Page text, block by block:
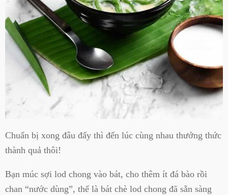
Chuẩn bị xong đâu đấy thì đến lúc cùng nhau thưởng thức
thành quả thôi!
Bạn múc sợi lod chong vào bát, cho thêm ít đá bào rồi
chan “nước dùng”, thế là bát chè lod chong đã sẵn sàng